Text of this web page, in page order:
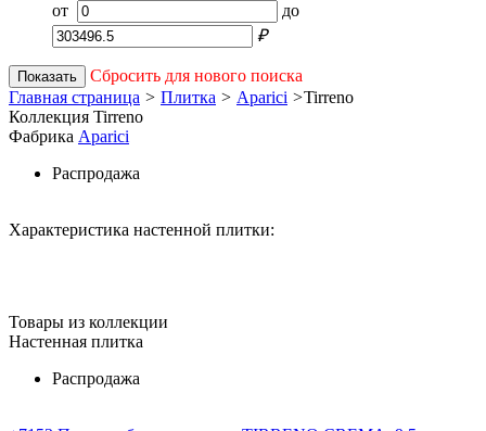
от
до
₽
Показать
Сбросить для нового поиска
Главная страница > Плитка > Aparici >Tirreno
Коллекция Tirreno
Фабрика Aparici
Распродажа
Характеристика настенной плитки:
Товары из коллекции
Настенная плитка
Распродажа